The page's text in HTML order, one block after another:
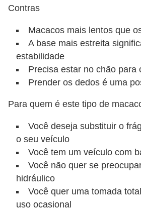
Contras
Macacos mais lentos que
A base mais estreita
estabilidade
Precisa estar no chão para
Prender os dedos é uma
Para quem é este tipo de
Você deseja substituir o
o seu veículo
Você tem um veículo com
Você não quer se
hidráulico
Você quer uma tomada
uso ocasional